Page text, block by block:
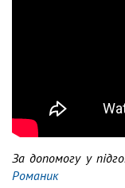
За допомогу у
Романик